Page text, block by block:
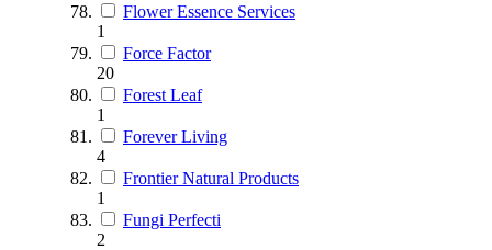
Flower Essence Services
1
Force Factor
20
Forest Leaf
1
Forever Living
4
Frontier Natural Products
1
Fungi Perfecti
2